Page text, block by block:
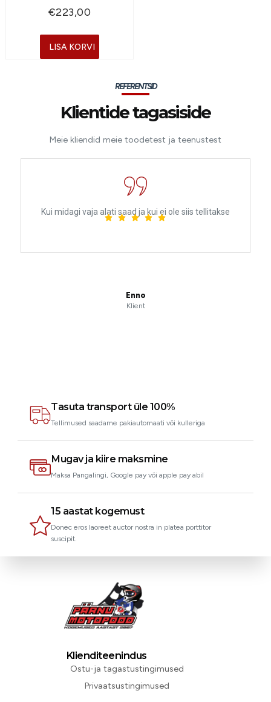
€223,00
LISA KORVI
REFERENTSID
Klientide tagasiside
Meie kliendid meie toodetest ja teenustest
Enno
Klient
Kui midagi vaja alati saad ja kui ei ole siis tellitakse
Tasuta transport üle 100%
Tellimused saadame pakiautomaati või kulleriga
Mugav ja kiire maksmine
Maksa Pangalingi, Google pay või apple pay abil
15 aastat kogemust
Donec eros laoreet auctor nostra in platea porttitor
suscipit.
Klienditeenindus
Ostu-ja tagastustingimused
Privaatsustingimused